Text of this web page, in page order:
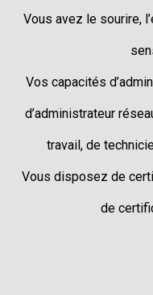
Vous avez le sourire,
Vos capacités
d’administrateur
travail, de
Vous disposez de
de